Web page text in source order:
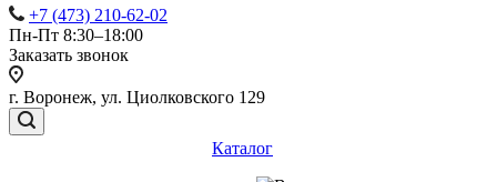
+7 (473) 210-62-02
Пн-Пт 8:30–18:00
Заказать звонок
г. Воронеж, ул. Циолковского 129
Каталог